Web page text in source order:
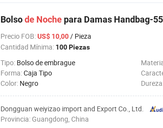
Bolsode Noche para Damas Handbag-55
Precio FOB:US$ 10,00/ Pieza
Cantidad Mínima: 100 Piezas
Tipo: Bolso de embrague
Forma:Caja Tipo
Color: Negro
Dongguan weiyizao import and Export Co., Ltd.
Provincia: Guangdong, China